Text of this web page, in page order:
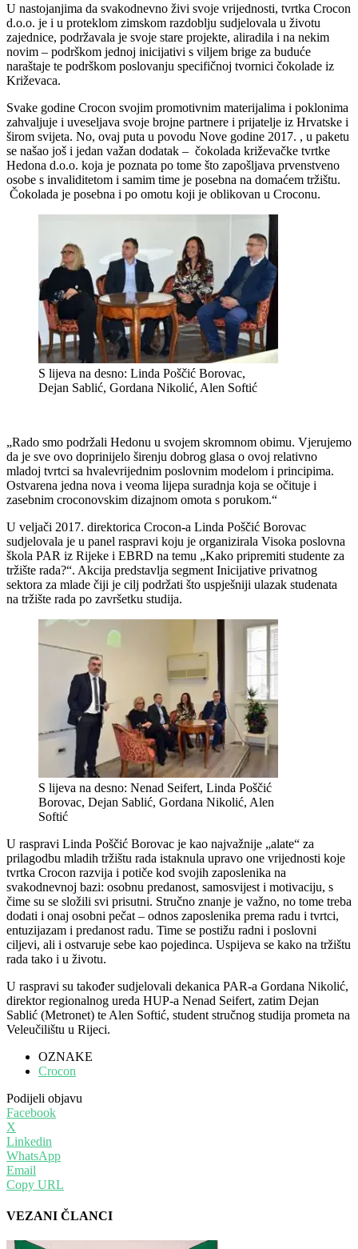
U nastojanjima da svakodnevno živi svoje vrijednosti, tvrtka Crocon
d.o.o. je i u proteklom zimskom razdoblju sudjelovala u životu
zajednice, podržavala je svoje stare projekte, aliradila i na nekim
novim – podrškom jednoj inicijativi s viljem brige za buduće
naraštaje te podrškom poslovanju specifičnoj tvornici čokolade iz
Križevaca.
Svake godine Crocon svojim promotivnim materijalima i poklonima
zahvaljuje i uveseljava svoje brojne partnere i prijatelje iz Hrvatske i
širom svijeta. No, ovaj puta u povodu Nove godine 2017. , u paketu
se našao još i jedan važan dodatak – čokolada križevačke tvrtke
Hedona d.o.o. koja je poznata po tome što zapošljava prvenstveno
osobe s invaliditetom i samim time je posebna na domaćem tržištu.
Čokolada je posebna i po omotu koji je oblikovan u Croconu.
S lijeva na desno: Linda Poščić Borovac,
Dejan Sablić, Gordana Nikolić, Alen Softić
„Rado smo podržali Hedonu u svojem skromnom obimu. Vjerujemo
da je sve ovo doprinijelo širenju dobrog glasa o ovoj relativno
mladoj tvrtci sa hvalevrijednim poslovnim modelom i principima.
Ostvarena jedna nova i veoma lijepa suradnja koja se očituje i
zasebnim croconovskim dizajnom omota s porukom.“
U veljači 2017. direktorica Crocon-a Linda Poščić Borovac
sudjelovala je u panel raspravi koju je organizirala Visoka poslovna
škola PAR iz Rijeke i EBRD na temu „Kako pripremiti studente za
tržište rada?“. Akcija predstavlja segment Inicijative privatnog
sektora za mlade čiji je cilj podržati što uspješniji ulazak studenata
na tržište rada po završetku studija.
S lijeva na desno: Nenad Seifert, Linda Poščić
Borovac, Dejan Sablić, Gordana Nikolić, Alen
Softić
U raspravi Linda Poščić Borovac je kao najvažnije „alate“ za
prilagodbu mladih tržištu rada istaknula upravo one vrijednosti koje
tvrtka Crocon razvija i potiče kod svojih zaposlenika na
svakodnevnoj bazi: osobnu predanost, samosvijest i motivaciju, s
čime su se složili svi prisutni. Stručno znanje je važno, no tome treba
dodati i onaj osobni pečat – odnos zaposlenika prema radu i tvrtci,
entuzijazam i predanost radu. Time se postižu radni i poslovni
ciljevi, ali i ostvaruje sebe kao pojedinca. Uspijeva se kako na tržištu
rada tako i u životu.
U raspravi su također sudjelovali dekanica PAR-a Gordana Nikolić,
direktor regionalnog ureda HUP-a Nenad Seifert, zatim Dejan
Sablić (Metronet) te Alen Softić, student stručnog studija prometa na
Veleučilištu u Rijeci.
OZNAKE
Crocon
Podijeli objavu
Facebook
X
Linkedin
WhatsApp
Email
Copy URL
VEZANI ČLANCI